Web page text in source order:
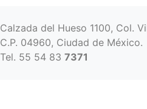
Calzada del Hueso 1100, Col.
C.P. 04960, Ciudad de México.
Tel. 55 54 83 7371